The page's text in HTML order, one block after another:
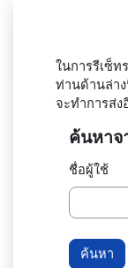
ในการรีเซ็
ท่านด้านล่า
จะทำการส่
ค้นหาจ
ค้นหาจ
ชื่อผู้ใช้